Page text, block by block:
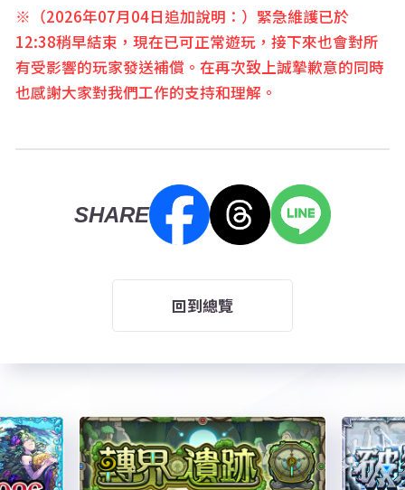
（2026年07月04日追加說明：）緊急維護已於
12:38稍早結束，現在已可正常遊玩，接下來也會對所
有受影響的玩家發送補償。在再次致上誠摯歉意的同時
也感謝大家對我們工作的支持和理解。
SHARE
回到總覽